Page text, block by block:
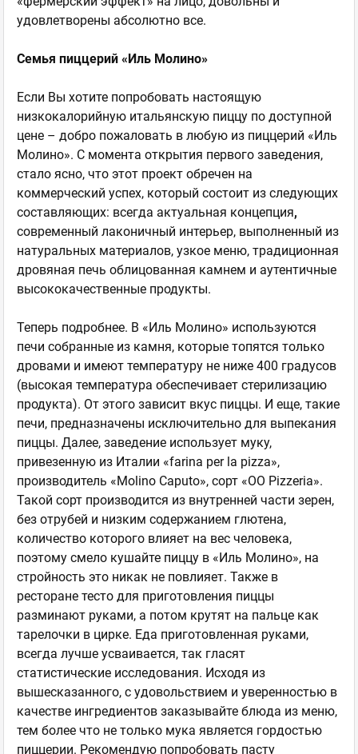
удовлетворены абсолютно все.
Семья пиццерий «Иль Молино»
Если Вы хотите попробовать настоящую
низкокалорийную итальянскую пиццу по доступной
цене – добро пожаловать в любую из пиццерий «Иль
Молино». С момента открытия первого заведения,
стало ясно, что этот проект обречен на
коммерческий успех, который состоит из следующих
составляющих: всегда актуальная концепция,
современный лаконичный интерьер, выполненный из
натуральных материалов, узкое меню, традиционная
дровяная печь облицованная камнем и аутентичные
высококачественные продукты.
Теперь подробнее. В «Иль Молино» используются
печи собранные из камня, которые топятся только
дровами и имеют температуру не ниже 400 градусов
(высокая температура обеспечивает стерилизацию
продукта). От этого зависит вкус пиццы. И еще, такие
печи, предназначены исключительно для выпекания
пиццы. Далее, заведение использует муку,
привезенную из Италии «farina per la pizza»,
производитель «Molino Caputo», сорт «OO Pizzeria».
Такой сорт производится из внутренней части зерен,
без отрубей и низким содержанием глютена,
количество которого влияет на вес человека,
поэтому смело кушайте пиццу в «Иль Молино», на
стройность это никак не повлияет. Также в
ресторане тесто для приготовления пиццы
разминают руками, а потом крутят на пальце как
тарелочки в цирке. Еда приготовленная руками,
всегда лучше усваивается, так гласят
статистические исследования. Исходя из
вышесказанного, с удовольствием и уверенностью в
качестве ингредиентов заказывайте блюда из меню,
тем более что не только мука является гордостью
пиццерии. Рекомендую попробовать пасту